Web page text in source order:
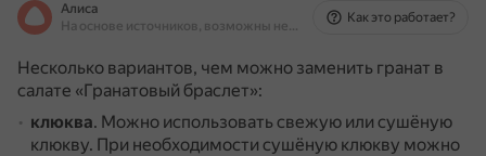
Алиса
На основе источников, возможны неточности
Как это работает?
Несколько вариантов, чем можно заменить гранат в
салате «Гранатовый браслет»:
клюква. Можно использовать свежую или сушёную
клюкву. При необходимости сушёную клюкву можно